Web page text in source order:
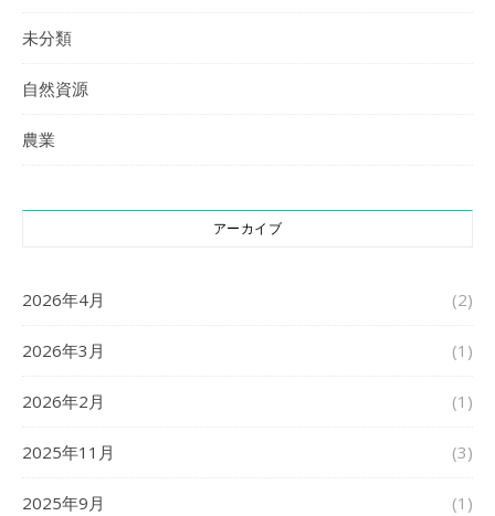
未分類
自然資源
農業
アーカイブ
2026年4月 (2)
2026年3月 (1)
2026年2月 (1)
2025年11月 (3)
2025年9月 (1)